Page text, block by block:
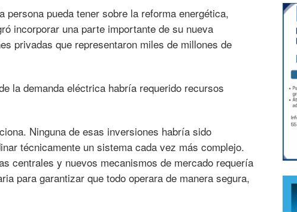
pueda tener sobre la reforma energética,
incorporar una parte importante de su nueva
privadas que representaron miles de millones de
la demanda eléctrica habría requerido recursos
Ninguna de esas inversiones habría sido
técnicamente un sistema cada vez más complejo.
centrales y nuevos mecanismos de mercado requería
para garantizar que todo operara de manera segura,